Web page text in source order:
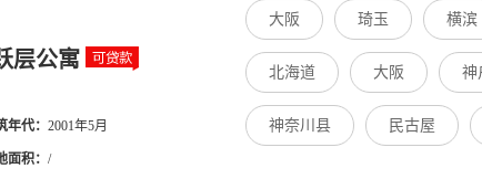
层公寓
年代： 2001年5月
面积： /
大阪 琦玉 横滨
北海道 大阪 神
神奈川县 民古屋